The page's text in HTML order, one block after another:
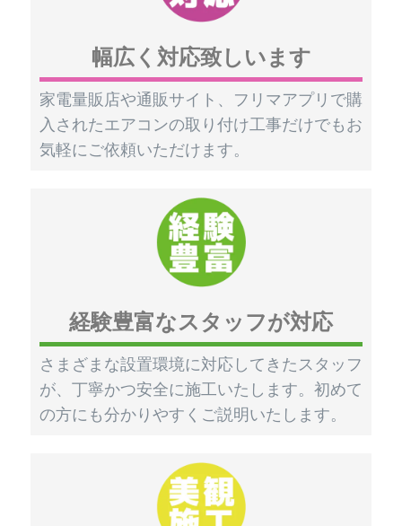
幅広く対応致しいます
家電量販店や通販サイト、フリマアプリで購
入されたエアコンの取り付け工事だけでもお
気軽にご依頼いただけます。
経験豊富なスタッフが対応
さまざまな設置環境に対応してきたスタッフ
が、丁寧かつ安全に施工いたします。初めて
の方にも分かりやすくご説明いたします。